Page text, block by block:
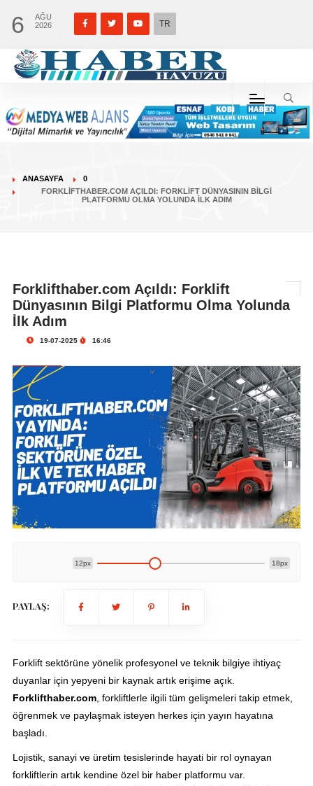
6
AĞU
2026
TR
ANASAYFA
0
FORKLIFTHABER.COM AÇILDI: FORKLIFT DÜNYASININ BILGI
PLATFORMU OLMA YOLUNDA İLK ADIM
Forklifthaber.com Açıldı: Forklift
Dünyasının Bilgi Platformu Olma Yolunda
İlk Adım
19-07-2025 16:46
12px 18px
PAYLAŞ:
Forklift sektörüne yönelik profesyonel ve teknik bilgiye ihtiyaç
duyanlar için yepyeni bir kaynak artık erişime açık.
Forklifthaber.com, forkliftlerle ilgili tüm gelişmeleri takip etmek,
öğrenmek ve paylaşmak isteyen herkes için yayın hayatına
başladı.
Lojistik, sanayi ve üretim tesislerinde hayati bir rol oynayan
forkliftlerin artık kendine özel bir haber platformu var.